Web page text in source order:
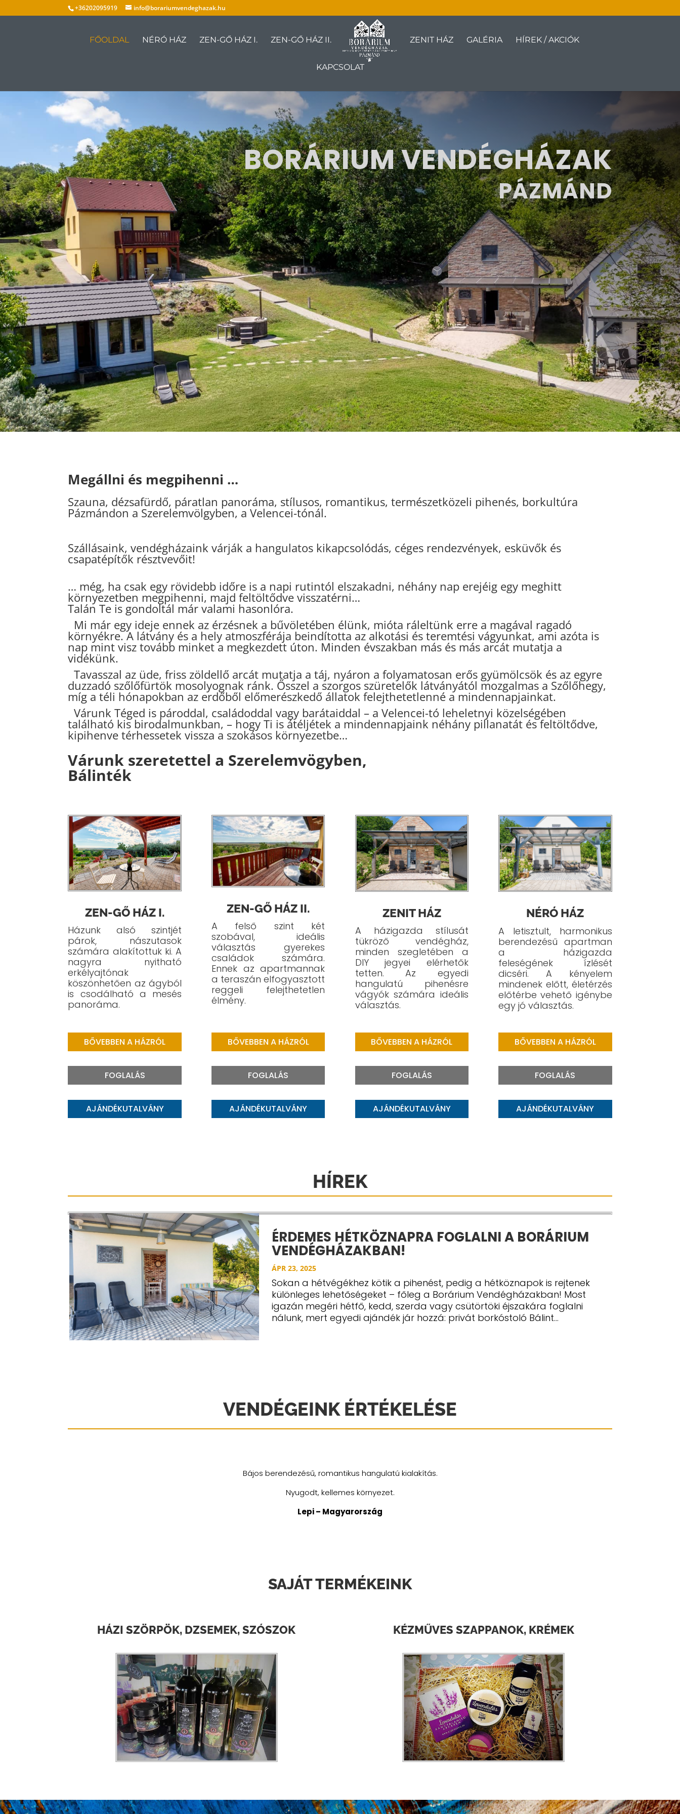
+36202095919 info@borariumvendeghazak.hu
FŐOLDAL NÉRÓ HÁZ ZEN-GŐ HÁZ I. ZEN-GŐ HÁZ II. ZENIT HÁZ GALÉRIA HÍREK / AKCIÓK
KAPCSOLAT
BORÁRIUM VENDÉGHÁZAK
PÁZMÁND
Megállni és megpihenni …
Szauna, dézsafürdő, páratlan panoráma, stílusos, romantikus, természetközeli pihenés, borkultúra
Pázmándon a Szerelemvölgyben, a Velencei-tónál.
Szállásaink, vendégházaink várják a hangulatos kikapcsolódás, céges rendezvények, esküvők és
csapatépítők résztvevőit!
… még, ha csak egy rövidebb időre is a napi rutintól elszakadni, néhány nap erejéig egy meghitt
környezetben megpihenni, majd feltöltődve visszatérni…
Talán Te is gondoltál már valami hasonlóra.
Mi már egy ideje ennek az érzésnek a bűvöletében élünk, mióta ráleltünk erre a magával ragadó
környékre.A látvány és a hely atmoszférája beindította az alkotási és teremtési vágyunkat, ami azóta is
nap mint visz tovább minket a megkezdett úton. Minden évszakban más és más arcát mutatja a
vidékünk.
Tavasszal az üde, friss zöldellő arcát mutatja a táj, nyáron a folyamatosan erős gyümölcsök és az egyre
duzzadó szőlőfürtök mosolyognak ránk. Ősszel a szorgos szüretelők látványától mozgalmas a Szőlőhegy,
míg a téli hónapokban az erdőből előmerészkedő állatok felejthetetlenné a mindennapjainkat.
Várunk Téged is pároddal, családoddal vagy barátaiddal – a Velencei-tó leheletnyi közelségében
található kis birodalmunkban, – hogy Ti is átéljétek a mindennapjaink néhány pillanatát és feltöltődve,
kipihenve térhessetek vissza a szokásos környezetbe…
Várunk szeretettel a Szerelemvögyben,
Bálinték
ZEN-GŐ HÁZ I.
Házunk alsó szintjét
párok, nászutasok
számára alakítottuk ki. A
nagyra nyitható
erkélyajtónak
köszönhetően az ágyból
is csodálható a mesés
panoráma.
ZEN-GŐ HÁZ II.
A felső szint két
szobával, ideális
választás gyerekes
családok számára.
Ennek az apartmannak
a teraszán elfogyasztott
reggeli felejthetetlen
élmény.
ZENIT HÁZ
A házigazda stílusát
tükröző vendégház,
minden szegletében a
DIY jegyei elérhetők
tetten.Az egyedi
hangulatú pihenésre
vágyók számára ideális
választás.
NÉRÓ HÁZ
A letisztult, harmonikus
berendezésű apartman
a házigazda
feleségének ízlését
dicséri. A kényelem
mindenek előtt, életérzés
előtérbe vehető igénybe
egy jó választás.
BŐVEBBEN A HÁZRÓL
FOGLALÁS
AJÁNDÉKUTALVÁNY
BŐVEBBEN A HÁZRÓL
FOGLALÁS
AJÁNDÉKUTALVÁNY
BŐVEBBEN A HÁZRÓL
FOGLALÁS
AJÁNDÉKUTALVÁNY
BŐVEBBEN A HÁZRÓL
FOGLALÁS
AJÁNDÉKUTALVÁNY
HÍREK
ÉRDEMES HÉTKÖZNAPRA FOGLALNI A BORÁRIUM
VENDÉGHÁZAKBAN!
ÁPR 23, 2025
Sokan a hétvégékhez kötik a pihenést, pedig a hétköznapok is rejtenek
különleges lehetőségeket – főleg a Borárium Vendégházakban! Most
igazán megéri hétfő, kedd, szerda vagy csütörtöki éjszakára foglalni
nálunk, mert egyedi ajándék jár hozzá: privát borkóstoló Bálint...
VENDÉGEINK ÉRTÉKELÉSE
Kényelmes, tiszta, maximálisan felszerelt ház.
Mária – Svédország
SAJÁT TERMÉKEINK
HÁZI SZÖRPÖK, DZSEMEK, SZÓSZOK KÉZMŰVES SZAPPANOK, KRÉMEK